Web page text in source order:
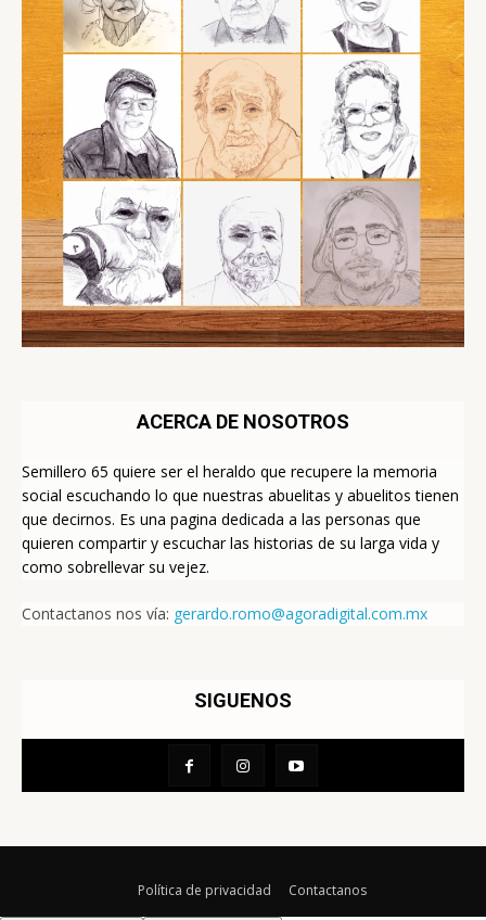
ACERCA DE NOSOTROS
Semillero 65 quiere ser el heraldo que recupere la memoria
social escuchando lo que nuestras abuelitas y abuelitos tienen
que decirnos. Es una pagina dedicada a las personas que
quieren compartir y escuchar las historias de su larga vida y
como sobrellevar su vejez.
Contactanos nos vía: gerardo.romo@agoradigital.com.mx
SIGUENOS
Política de privacidad Contactanos